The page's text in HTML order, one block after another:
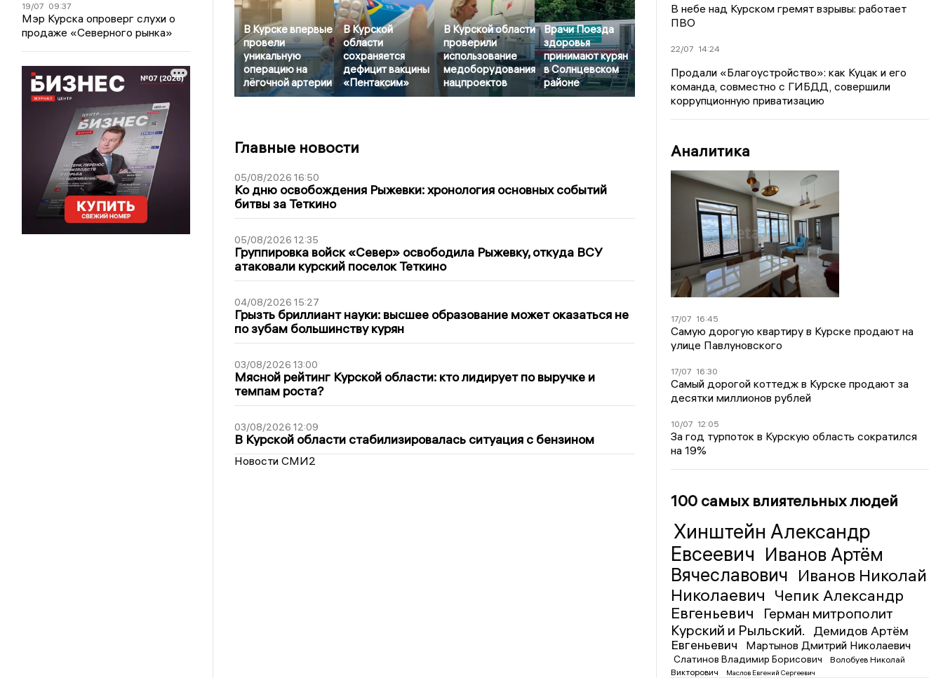
19/07 09:37
Мэр Курска опроверг слухи о
продаже «Северного рынка»
В Курске впервые
провели
уникальную
операцию на
лёгочной артерии
В Курской
области
сохраняется
дефицит вакцины
«Пентаксим»
В Курской области
проверили
использование
медоборудования
нацпроектов
Врачи Поезда
здоровья
принимают курян
в Солнцевском
районе
Главные новости
05/08/2026 16:50
Ко дню освобождения Рыжевки: хронология основных событий
битвы за Теткино
05/08/2026 12:35
Группировка войск «Север» освободила Рыжевку, откуда ВСУ
атаковали курский поселок Теткино
04/08/2026 15:27
Грызть бриллиант науки: высшее образование может оказаться не
по зубам большинству курян
03/08/2026 13:00
Мясной рейтинг Курской области: кто лидирует по выручке и
темпам роста?
03/08/2026 12:09
В Курской области стабилизировалась ситуация с бензином
Новости СМИ2
В небе над Курском гремят взрывы: работает
ПВО
22/07 14:24
Продали «Благоустройство»: как Куцак и его
команда, совместно с ГИБДД, совершили
коррупционную приватизацию
Аналитика
17/07 16:45
Самую дорогую квартиру в Курске продают на
улице Павлуновского
17/07 16:30
Самый дорогой коттедж в Курске продают за
десятки миллионов рублей
10/07 12:05
За год турпоток в Курскую область сократился
на 19%
100 самых влиятельных людей
Хинштейн Александр
Евсеевич Иванов Артём
Вячеславович Иванов Николай
Николаевич Чепик Александр
Евгеньевич
Герман митрополит
Курский и Рыльский.
Демидов Артём
Евгеньевич
Мартынов Дмитрий Николаевич
Слатинов Владимир Борисович
Волобуев Николай
Викторович
Маслов Евгений Сергеевич